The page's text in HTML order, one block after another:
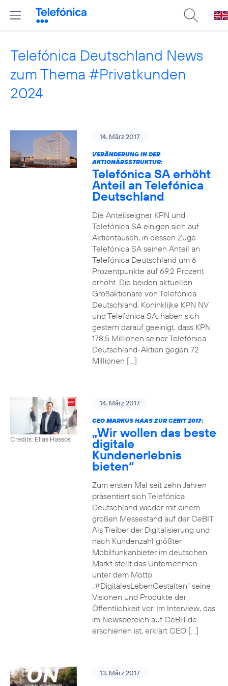
Telefónica Deutschland News
zum Thema #Privatkunden
2024
14. März 2017
VERÄNDERUNG IN DER
AKTIONÄRSSTRUKTUR:
Telefónica SA erhöht
Anteil an Telefónica
Deutschland
Die Anteilseigner KPN und
Telefónica SA einigen sich auf
Aktientausch, in dessen Zuge
Telefónica SA seinen Anteil an
Telefónica Deutschland um 6
Prozentpunkte auf 69,2 Prozent
erhöht. Die beiden aktuellen
Großaktionäre von Telefónica
Deutschland, Koninklijke KPN NV
und Telefónica SA, haben sich
gestern darauf geeinigt, dass KPN
178,5 Millionen seiner Telefónica
Deutschland-Aktien gegen 72
Millionen […]
Credits: Elias Hassos
14. März 2017
CEO MARKUS HAAS ZUR CEBIT 2017:
„Wir wollen das beste
digitale
Kundenerlebnis
bieten“
Zum ersten Mal seit zehn Jahren
präsentiert sich Telefónica
Deutschland wieder mit einem
großen Messestand auf der CeBIT.
Als Treiber der Digitalisierung und
nach Kundenzahl größter
Mobilfunkanbieter im deutschen
Markt stellt das Unternehmen
unter dem Motto
„#DigitalesLebenGestalten“ seine
Visionen und Produkte der
Öffentlichkeit vor. Im Interview, das
im Newsbereich auf CeBIT.de
erschienen ist, erklärt CEO […]
13. März 2017